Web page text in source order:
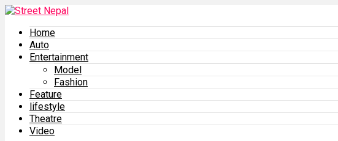
Home
Auto
Entertainment
Model
Fashion
Feature
lifestyle
Theatre
Video